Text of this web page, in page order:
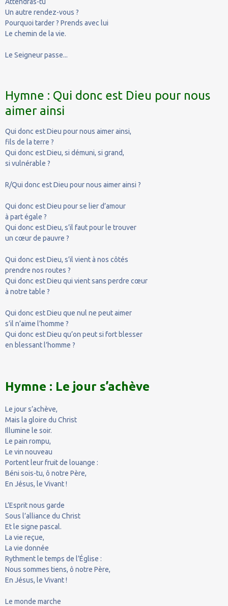
Un autre rendez-vous ?
Pourquoi tarder ? Prends avec lui
Le chemin de la vie.
Le Seigneur passe...
Hymne : Qui donc est Dieu pour nous
aimer ainsi
Qui donc est Dieu pour nous aimer ainsi,
fils de la terre ?
Qui donc est Dieu, si démuni, si grand,
si vulnérable ?
R/Qui donc est Dieu pour nous aimer ainsi ?
Qui donc est Dieu pour se lier d’amour
à part égale ?
Qui donc est Dieu, s’il faut pour le trouver
un cœur de pauvre ?
Qui donc est Dieu, s’il vient à nos côtés
prendre nos routes ?
Qui donc est Dieu qui vient sans perdre cœur
à notre table ?
Qui donc est Dieu que nul ne peut aimer
s’il n’aime l’homme ?
Qui donc est Dieu qu’on peut si fort blesser
en blessant l’homme ?
Hymne : Le jour s’achève
Le jour s’achève,
Mais la gloire du Christ
Illumine le soir.
Le pain rompu,
Le vin nouveau
Portent leur fruit de louange :
Béni sois-tu, ô notre Père,
En Jésus, le Vivant !
L’Esprit nous garde
Sous l’alliance du Christ
Et le signe pascal.
La vie reçue,
La vie donnée
Rythment le temps de l’Église :
Nous sommes tiens, ô notre Père,
En Jésus, le Vivant !
Le monde marche